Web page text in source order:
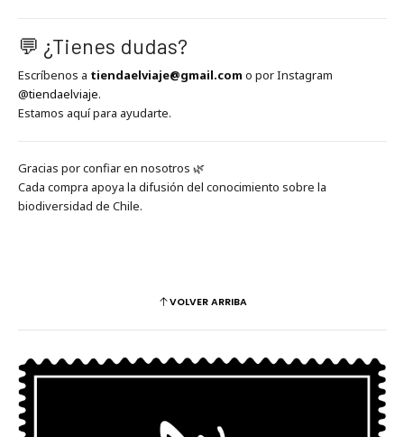
💬 ¿Tienes dudas?
Escríbenos a tiendaelviaje@gmail.com o por Instagram
@tiendaelviaje.
Estamos aquí para ayudarte.
Gracias por confiar en nosotros 🌿
Cada compra apoya la difusión del conocimiento sobre la
biodiversidad de Chile.
VOLVER ARRIBA